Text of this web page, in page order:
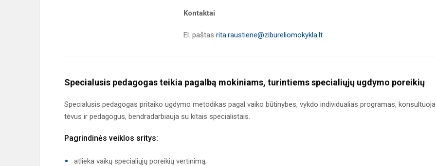
Kontaktai
El. paštas rita.raustiene@zibureliomokykla.lt
Specialusis pedagogas teikia pagalbą mokiniams, turintiems specialiųjų ugdymo poreikių
Specialusis pedagogas pritaiko ugdymo metodikas pagal vaiko būtinybes, vykdo individualias programas, konsultuoja
tėvus ir pedagogus, bendradarbiauja su kitais specialistais.
Pagrindinės veiklos sritys:
atlieka vaikų specialiųjų poreikių vertinimą;